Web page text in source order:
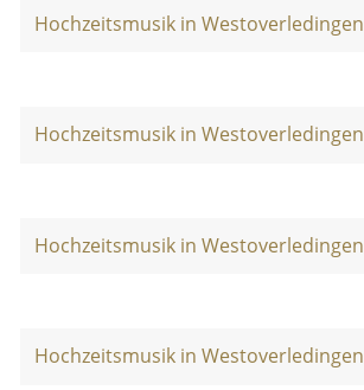
Hochzeitsmusik in Westoverledingen
Hochzeitsmusik in Westoverledingen
Hochzeitsmusik in Westoverledingen
Hochzeitsmusik in Westoverledingen